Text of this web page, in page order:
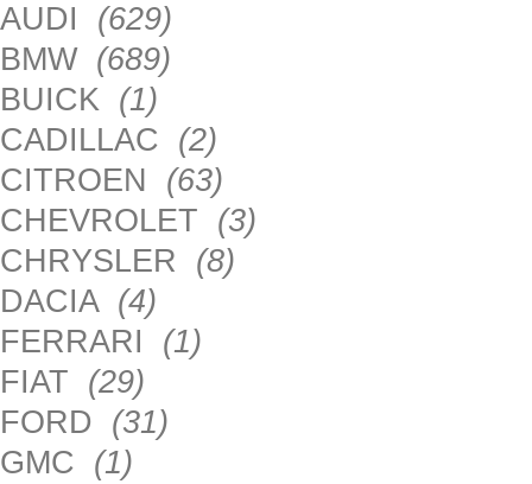
AUDI (629)
BMW (689)
BUICK (1)
CADILLAC (2)
CITROEN (63)
CHEVROLET (3)
CHRYSLER (8)
DACIA (4)
FERRARI (1)
FIAT (29)
FORD (31)
GMC (1)